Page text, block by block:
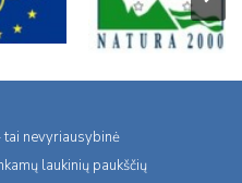
nevyriausybinė
laukinių paukščių